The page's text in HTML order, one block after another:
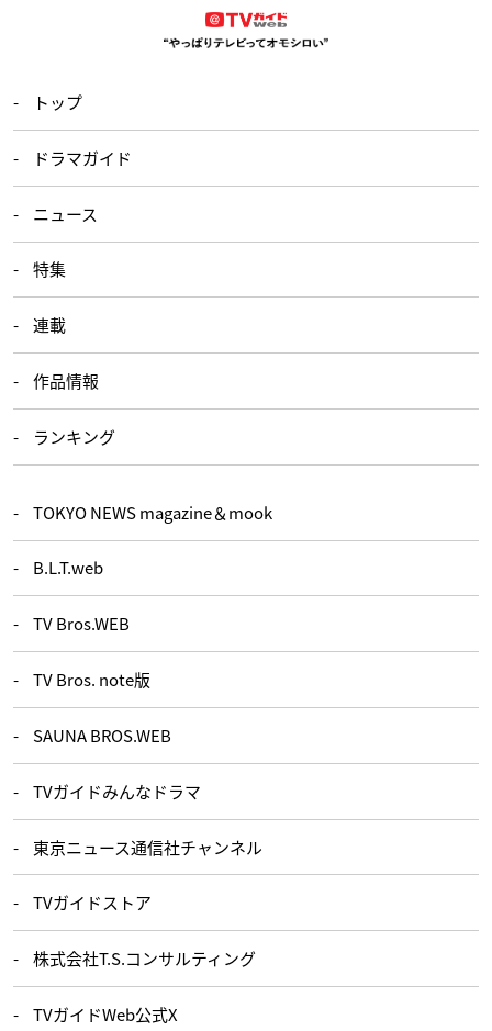
トップ
ドラマガイド
ニュース
特集
連載
作品情報
ランキング
TOKYO NEWS magazine＆mook
B.L.T.web
TV Bros.WEB
TV Bros. note版
SAUNA BROS.WEB
TVガイドみんなドラマ
東京ニュース通信社チャンネル
TVガイドストア
株式会社T.S.コンサルティング
TVガイドWeb公式X